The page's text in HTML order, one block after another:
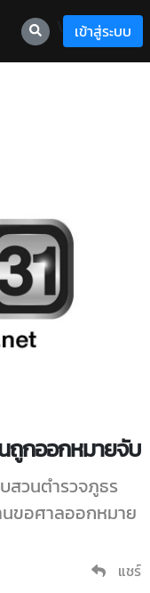
เข้าสู่ระบบ
ถูกออกหมายจับ
วนตำรวจภูธร
นขอศาลออกหมาย
แชร์